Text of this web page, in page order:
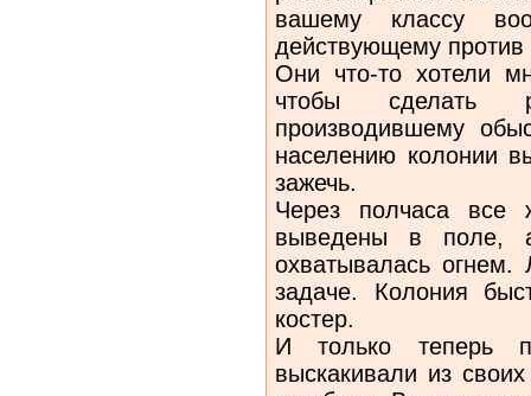
вашему классу
действующему
Они что-то хотели
чтобы сделать
производившему
населению колонии
зажечь.
Через полчаса все
выведены в поле,
охватывалась огнем.
задаче. Колония
костер.
И только теперь
выскакивали из